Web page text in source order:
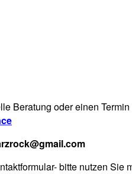
Beratung oder einen
bitte nutzen